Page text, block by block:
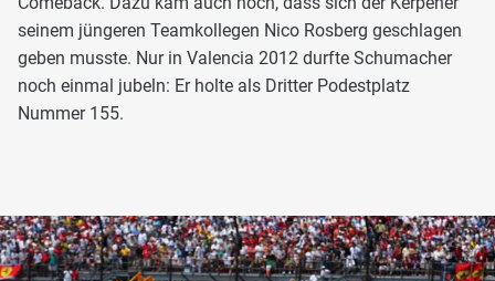
seinem jüngeren Teamkollegen Nico Rosberg geschlagen
geben musste. Nur in Valencia 2012 durfte Schumacher
noch einmal jubeln: Er holte als Dritter Podestplatz
Nummer 155.